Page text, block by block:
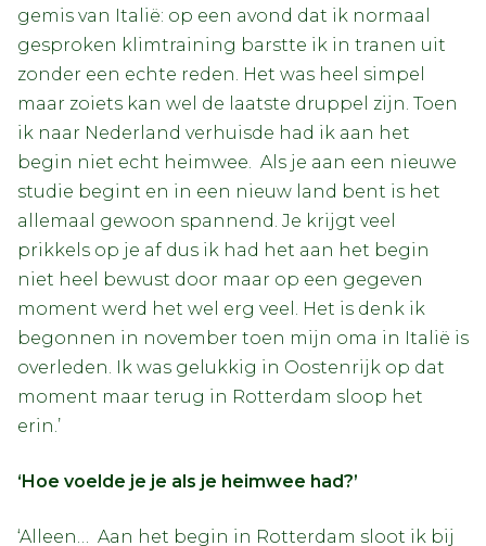
gemis van Italië: op een avond dat ik normaal
gesproken klimtraining barstte ik in tranen uit
zonder een echte reden. Het was heel simpel
maar zoiets kan wel de laatste druppel zijn. Toen
ik naar Nederland verhuisde had ik aan het
begin niet echt heimwee. Als je aan een nieuwe
studie begint en in een nieuw land bent is het
allemaal gewoon spannend. Je krijgt veel
prikkels op je af dus ik had het aan het begin
niet heel bewust door maar op een gegeven
moment werd het wel erg veel. Het is denk ik
begonnen in november toen mijn oma in Italië is
overleden. Ik was gelukkig in Oostenrijk op dat
moment maar terug in Rotterdam sloop het
erin.’
‘Hoe voelde je je als je heimwee had?’
‘Alleen… Aan het begin in Rotterdam sloot ik bij